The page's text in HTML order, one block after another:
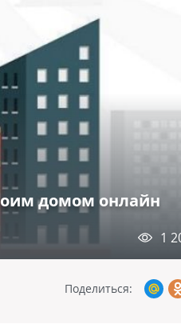
домом онлайн
1
Поделиться: